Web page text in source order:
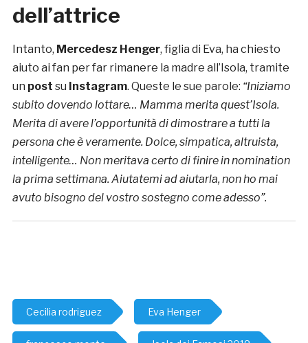
dell’attrice
Intanto, Mercedesz Henger, figlia di Eva, ha chiesto
aiuto ai fan per far rimanere la madre all’Isola, tramite
un post su Instagram. Queste le sue parole: “Iniziamo
subito dovendo lottare… Mamma merita quest’Isola.
Merita di avere l’opportunità di dimostrare a tutti la
persona che è veramente. Dolce, simpatica, altruista,
intelligente… Non meritava certo di finire in nomination
la prima settimana. Aiutatemi ad aiutarla, non ho mai
avuto bisogno del vostro sostegno come adesso”.
Cecilia rodriguez Eva Henger